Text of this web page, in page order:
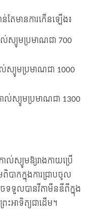
តែមានការកើនឡើង៖
ាល់ស្យូមប្រមាណជា 700
ល់ស្យូមប្រមាណជា 1000
កាល់ស្យូមប្រមាណជា 1300
ល់ស្យូមឱ្យរាងកាយប្រើ
បាកក្នុងការជ្រាបចូល
ចទទួលបានវីតាមីនឌីពីក្នុង
ះអាទិត្យជាដើម។